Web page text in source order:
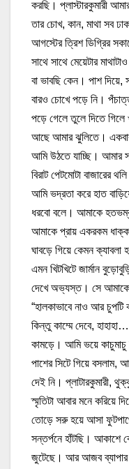
করছি। প্লাস্টারকুমারী
তার চোখ, কান, মাথা সব
আগস্টের ত্রিশ ডিগ্রির
সাথে সাথে মেয়েটার
বা ভাবছি কেন। পাশ দিয়ে,
বারও চোখে পড়ে নি।
পড়ে গেলে তুলে দিতে
আছে আমার ঝুলিতে।
আমি উঠতে যাচ্ছি। আমার
বিরাট পেটমোটা বাজারের
আমি ভদ্রতা করে হাত
ধরবো বলে। আমাকে হতভম্ব
আমাকে প্রায় একরকম
ঘাবড়ে গিয়ে কেমন ক্যাবলা
এমন খিটখিটে জার্মান
দেখে অভ্যস্ত। সে আমাকে
“হালকাভাবে নাও আর
কিন্তু কাম্মে দেবে,
কামড়ে। আমি ভয়ে কাচুমাচু
পাশের সিটে গিয়ে বসলাম,
দেই নি। প্লাটারকুমারী,
স্মৃতিটা আবার মনে করিয়ে
তোড়ে সরু হয়ে আসা
সন্তর্পনে হাঁটছি। আকাশে
জুটেছে। আর আজব ব্যাপার